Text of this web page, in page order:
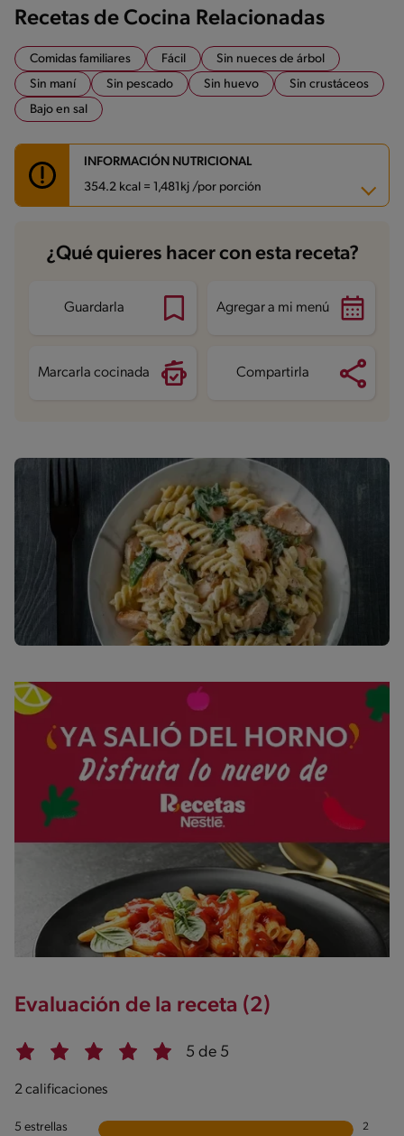
Recetas de Cocina Relacionadas
Comidas familiares Fácil
Sin nueces de árbol
Sin maní
Sin pescado Sin huevo
Sin crustáceos
Bajo en sal
INFORMACIÓN NUTRICIONAL
354.2 kcal = 1,481kj /por porción
Carbohidratos 51.6 g
Energía 354.2 kcal
Proteína
Grasas saturadas 4.1 g
¿Qué quieres hacer con esta receta?
Guardarla Agregar a mi menú
Marcarla cocinada Compartirla
Evaluación de la receta (2)
5 de 5
2 calificaciones
5 estrellas 2